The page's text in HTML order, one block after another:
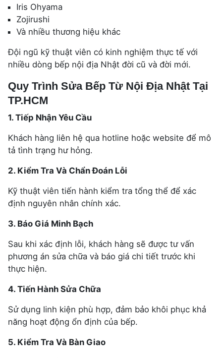
Iris Ohyama
Zojirushi
Và nhiều thương hiệu khác
Đội ngũ kỹ thuật viên có kinh nghiệm thực tế với
nhiều dòng bếp nội địa Nhật đời cũ và đời mới.
Quy Trình Sửa Bếp Từ Nội Địa Nhật Tại
TP.HCM
1. Tiếp Nhận Yêu Cầu
Khách hàng liên hệ qua hotline hoặc website để mô
tả tình trạng hư hỏng.
2. Kiểm Tra Và Chẩn Đoán Lỗi
Kỹ thuật viên tiến hành kiểm tra tổng thể để xác
định nguyên nhân chính xác.
3. Báo Giá Minh Bạch
Sau khi xác định lỗi, khách hàng sẽ được tư vấn
phương án sửa chữa và báo giá chi tiết trước khi
thực hiện.
4. Tiến Hành Sửa Chữa
Sử dụng linh kiện phù hợp, đảm bảo khôi phục khả
năng hoạt động ổn định của bếp.
5. Kiểm Tra Và Bàn Giao